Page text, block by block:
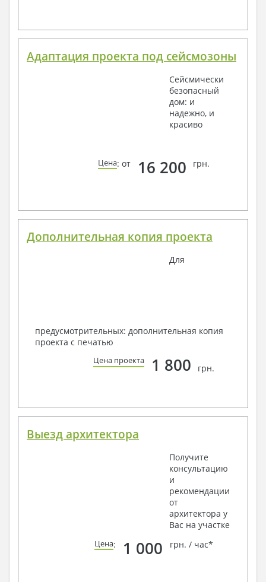
Адаптация проекта под сейсмозоны
Сейсмически
безопасный
дом: и
надежно, и
красиво
Цена: от 16 200 грн.
Дополнительная копия проекта
Для
предусмотрительных: дополнительная копия
проекта с печатью
Цена проекта 1 800 грн.
Выезд архитектора
Получите
консультацию
и
рекомендации
от
архитектора у
Вас на участке
Цена: 1 000 грн. / час*